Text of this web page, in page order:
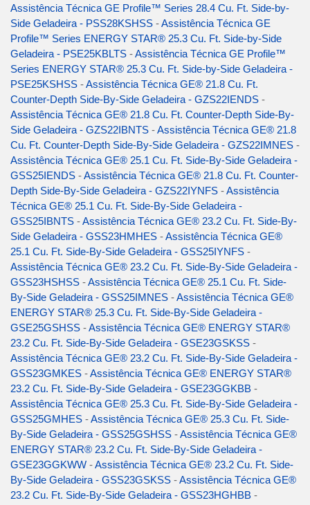
Assistência Técnica GE Profile™ Series 28.4 Cu. Ft. Side-by-
Side Geladeira - PSS28KSHSS -Assistência Técnica GE
Profile™ Series ENERGY STAR® 25.3 Cu. Ft. Side-by-Side
Geladeira - PSE25KBLTS -Assistência Técnica GE Profile™
Series ENERGY STAR® 25.3 Cu. Ft. Side-by-Side Geladeira -
PSE25KSHSS -Assistência Técnica GE® 21.8 Cu. Ft.
Counter-Depth Side-By-Side Geladeira - GZS22IENDS -
Assistência Técnica GE® 21.8 Cu. Ft. Counter-Depth Side-By-
Side Geladeira - GZS22IBNTS -Assistência Técnica GE® 21.8
Cu. Ft. Counter-Depth Side-By-Side Geladeira - GZS22IMNES -
Assistência Técnica GE® 25.1 Cu. Ft. Side-By-Side Geladeira -
GSS25IENDS -Assistência Técnica GE® 21.8 Cu. Ft. Counter-
Depth Side-By-Side Geladeira - GZS22IYNFS -Assistência
Técnica GE® 25.1 Cu. Ft. Side-By-Side Geladeira -
GSS25IBNTS -Assistência Técnica GE® 23.2 Cu. Ft. Side-By-
Side Geladeira - GSS23HMHES -Assistência Técnica GE®
25.1 Cu. Ft. Side-By-Side Geladeira - GSS25IYNFS -
Assistência Técnica GE® 23.2 Cu. Ft. Side-By-Side Geladeira -
GSS23HSHSS -Assistência Técnica GE® 25.1 Cu. Ft. Side-
By-Side Geladeira - GSS25IMNES -Assistência Técnica GE®
ENERGY STAR® 25.3 Cu. Ft. Side-By-Side Geladeira -
GSE25GSHSS -Assistência Técnica GE® ENERGY STAR®
23.2 Cu. Ft. Side-By-Side Geladeira - GSE23GSKSS -
Assistência Técnica GE® 23.2 Cu. Ft. Side-By-Side Geladeira -
GSS23GMKES -Assistência Técnica GE® ENERGY STAR®
23.2 Cu. Ft. Side-By-Side Geladeira - GSE23GGKBB -
Assistência Técnica GE® 25.3 Cu. Ft. Side-By-Side Geladeira -
GSS25GMHES -Assistência Técnica GE® 25.3 Cu. Ft. Side-
By-Side Geladeira - GSS25GSHSS -Assistência Técnica GE®
ENERGY STAR® 23.2 Cu. Ft. Side-By-Side Geladeira -
GSE23GGKWW -Assistência Técnica GE® 23.2 Cu. Ft. Side-
By-Side Geladeira - GSS23GSKSS -Assistência Técnica GE®
23.2 Cu. Ft. Side-By-Side Geladeira - GSS23HGHBB -